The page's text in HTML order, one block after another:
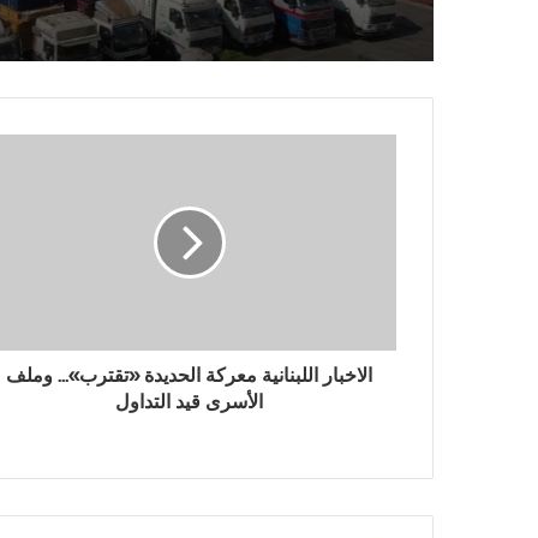
الاخبار اللبنانية معركة الحديدة «تقترب»... وملف
الأسرى قيد التداول